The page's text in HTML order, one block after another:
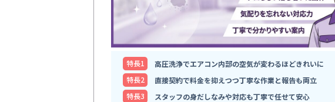
特⻑1
高圧洗浄でエアコン内部の空気が変わるほどきれいに
特⻑2
直接契約で料金を抑えつつ丁寧な作業と報告も両立
特⻑3
スタッフの身だしなみや対応も丁寧で任せて安心